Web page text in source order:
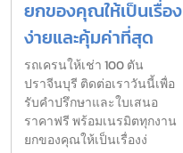
ยกของคุณให้เป็นเรื่อง
ง่ายและคุ้มค่าที่สุด
รถเครนให้เช่า 100 ตัน
ปราจีนบุรี ติดต่อเราวันนี้เพื่อ
รับคำปรึกษาและใบเสนอ
ราคาฟรี พร้อมเนรมิตทุกงาน
ยกของคุณให้เป็นเรื่องง่